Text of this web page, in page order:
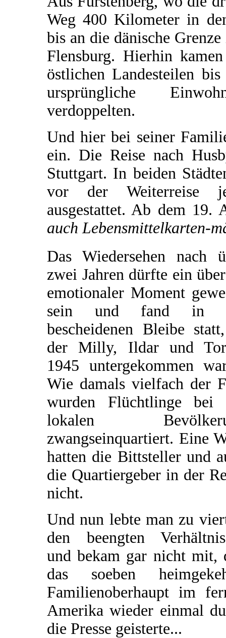
Weg 400 Kilometer in
bis an die dänische
Flensburg. Hierhin
östlichen Landesteilen
ursprüngliche
verdoppelten.
Und hier bei seiner
ein. Die Reise nach
Stuttgart. In beiden
vor der Weiterreise
ausgestattet. Ab dem
auch Lebensmittelkarten-
Das Wiedersehen nach
zwei Jahren dürfte ein
emotionaler Moment
sein und fand in
bescheidenen Bleibe
der Milly, Ildar und
1945 untergekommen
Wie damals vielfach der
wurden Flüchtlinge bei
lokalen
zwangseinquartiert. Eine
hatten die Bittsteller und
die Quartiergeber in der
nicht.
Und nun lebte man zu
den beengten
und bekam gar nicht mit,
das soeben
Familienoberhaupt im
Amerika wieder einmal
die Presse geisterte...